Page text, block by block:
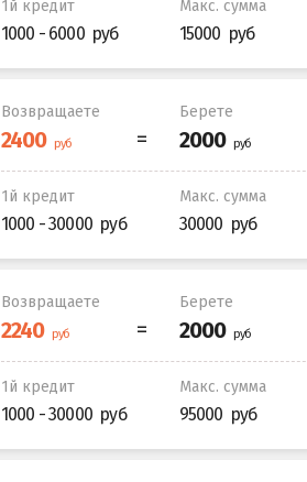
1й кредит
1000 - 6000
Макс. сумма
15000
Возвращаете Берете
1й кредит
1000 - 30000
Макс. сумма
30000
Возвращаете Берете
1й кредит
1000 - 30000
Макс. сумма
95000